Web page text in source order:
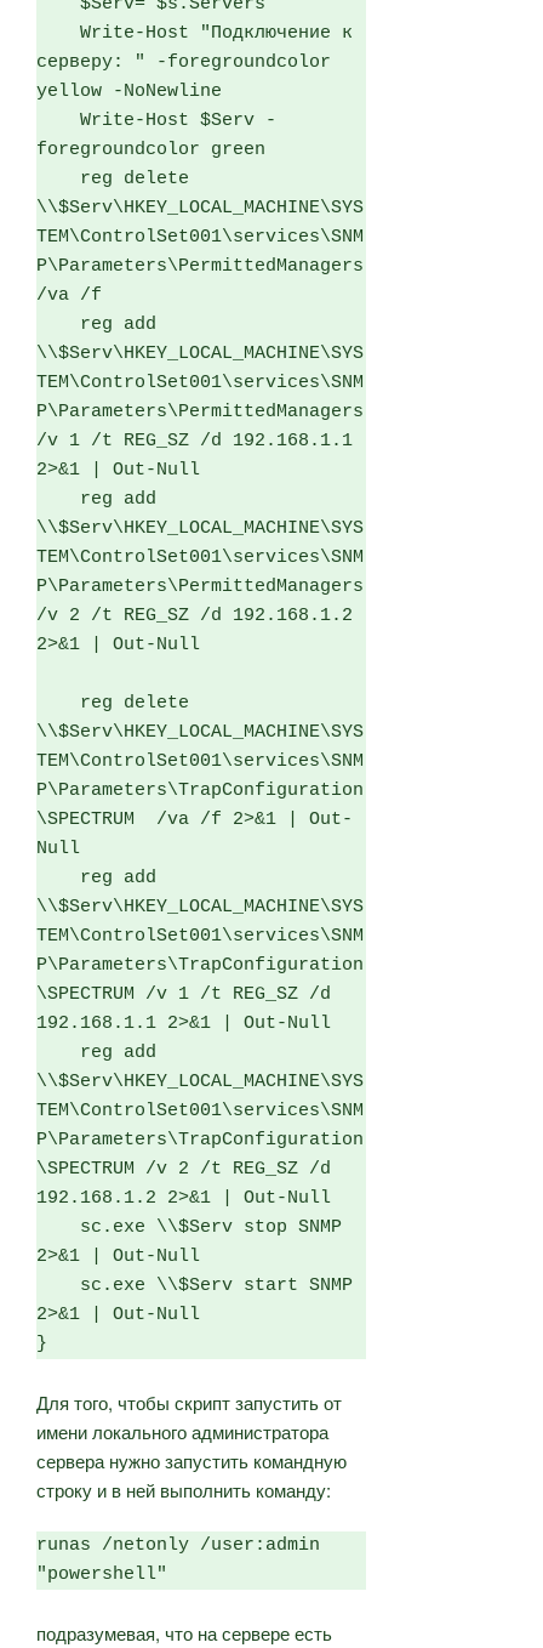
серверу: " -foregroundcolor
yellow -NoNewline
foregroundcolor green
\\$Serv\HKEY_LOCAL_MACHINE\SYS
TEM\ControlSet001\services\SNM
P\Parameters\PermittedManagers
/va /f
\\$Serv\HKEY_LOCAL_MACHINE\SYS
TEM\ControlSet001\services\SNM
P\Parameters\PermittedManagers
/v 1 /t REG_SZ /d 192.168.1.1
2>&1 | Out-Null
\\$Serv\HKEY_LOCAL_MACHINE\SYS
TEM\ControlSet001\services\SNM
P\Parameters\PermittedManagers
/v 2 /t REG_SZ /d 192.168.1.2
2>&1 | Out-Null
\\$Serv\HKEY_LOCAL_MACHINE\SYS
TEM\ControlSet001\services\SNM
P\Parameters\TrapConfiguration
\SPECTRUM  /va /f 2>&1 | Out-
Null
\\$Serv\HKEY_LOCAL_MACHINE\SYS
TEM\ControlSet001\services\SNM
P\Parameters\TrapConfiguration
\SPECTRUM /v 1 /t REG_SZ /d
192.168.1.1 2>&1 | Out-Null
\\$Serv\HKEY_LOCAL_MACHINE\SYS
TEM\ControlSet001\services\SNM
P\Parameters\TrapConfiguration
\SPECTRUM /v 2 /t REG_SZ /d
192.168.1.2 2>&1 | Out-Null
2>&1 | Out-Null
2>&1 | Out-Null
}
Для того, чтобы скрипт запустить от
имени локального администратора
сервера нужно запустить командную
строку и в ней выполнить команду:
runas /netonly /user:admin
"powershell"
подразумевая, что на сервере есть